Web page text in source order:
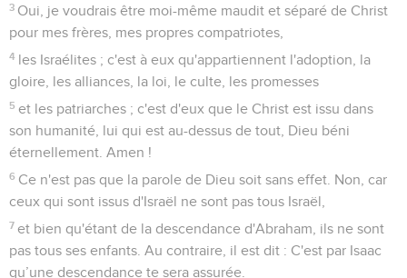
3 Oui, je voudrais être moi-même maudit et séparé de Christ
pour mes frères, mes propres compatriotes,
4 les Israélites ; c'est à eux qu'appartiennent l'adoption, la
gloire, les alliances, la loi, le culte, les promesses
5 et les patriarches ; c'est d'eux que le Christ est issu dans
son humanité, lui qui est au-dessus de tout, Dieu béni
éternellement. Amen !
6 Ce n'est pas que la parole de Dieu soit sans effet. Non, car
ceux qui sont issus d'Israël ne sont pas tous Israël,
7 et bien qu'étant de la descendance d'Abraham, ils ne sont
pas tous ses enfants. Au contraire, il est dit : C'est par Isaac
qu’une descendance te sera assurée.